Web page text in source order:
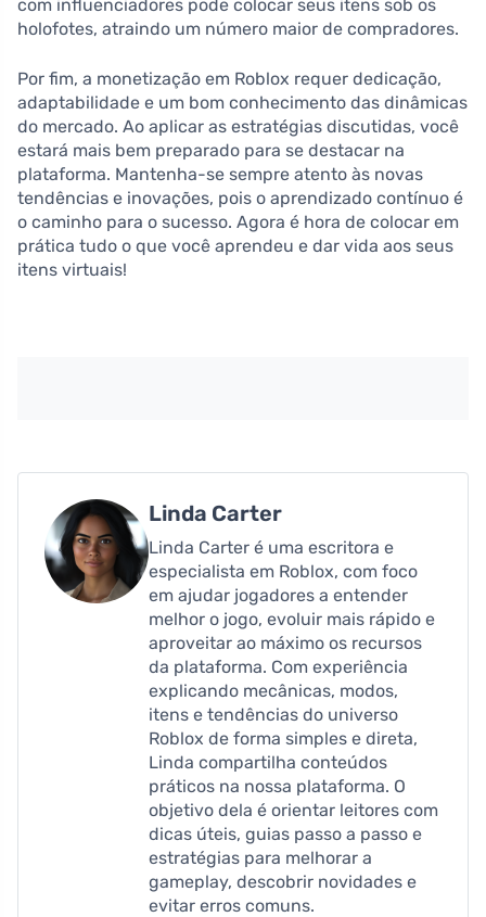
com influenciadores pode colocar seus itens sob os
holofotes, atraindo um número maior de compradores.
Por fim, a monetização em Roblox requer dedicação,
adaptabilidade e um bom conhecimento das dinâmicas
do mercado. Ao aplicar as estratégias discutidas, você
estará mais bem preparado para se destacar na
plataforma. Mantenha-se sempre atento às novas
tendências e inovações, pois o aprendizado contínuo é
o caminho para o sucesso. Agora é hora de colocar em
prática tudo o que você aprendeu e dar vida aos seus
itens virtuais!
Linda Carter
Linda Carter é uma escritora e
especialista em Roblox, com foco
em ajudar jogadores a entender
melhor o jogo, evoluir mais rápido e
aproveitar ao máximo os recursos
da plataforma. Com experiência
explicando mecânicas, modos,
itens e tendências do universo
Roblox de forma simples e direta,
Linda compartilha conteúdos
práticos na nossa plataforma. O
objetivo dela é orientar leitores com
dicas úteis, guias passo a passo e
estratégias para melhorar a
gameplay, descobrir novidades e
evitar erros comuns.